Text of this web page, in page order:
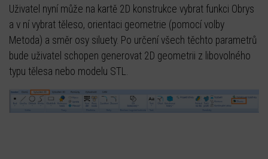
Uživatel nyní může na kartě 2D konstrukce vybrat funkci Obrys
a v ní vybrat těleso, orientaci geometrie (pomocí volby
Metoda) a směr osy siluety. Po určení všech těchto parametrů
bude uživatel schopen generovat 2D geometrii z libovolného
typu tělesa nebo modelu STL.